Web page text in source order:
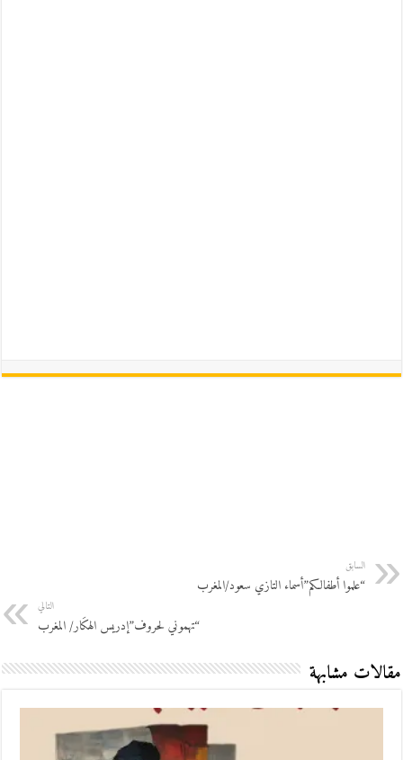
السابق
“علموا أطفالكم”أسماء التازي سعود/المغرب
التالي
“تهموني لحروف”إدريس الهكَار/ المغرب
مقالات مشابهة